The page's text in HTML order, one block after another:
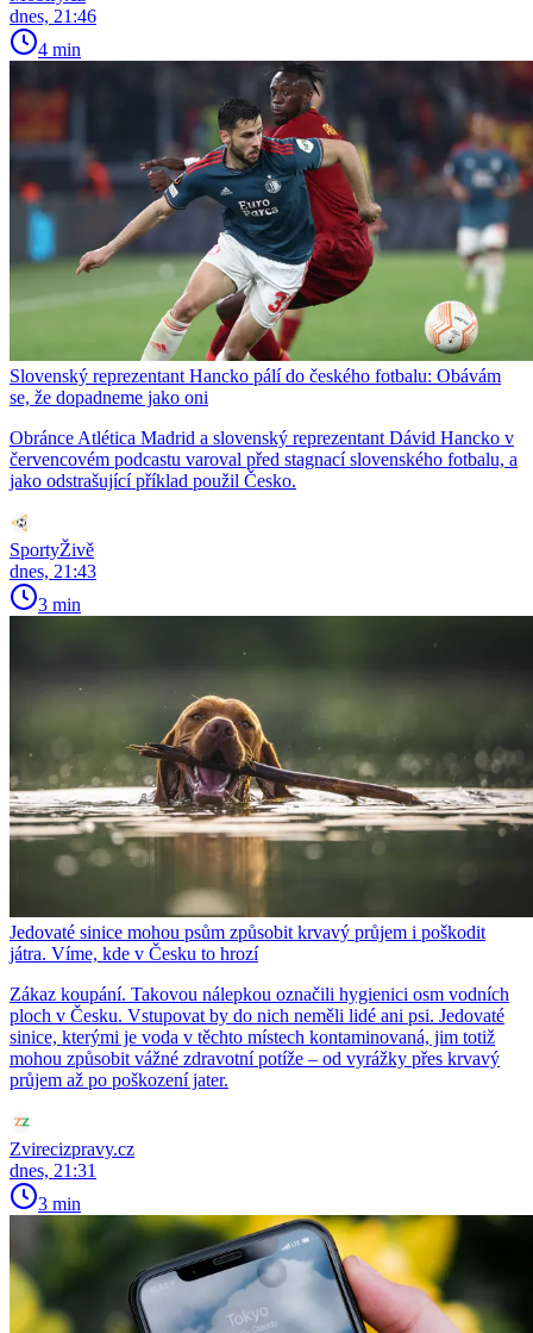
dnes, 21:46
4 min
Slovenský reprezentant Hancko pálí do českého fotbalu: Obávám
se, že dopadneme jako oni
Obránce Atlética Madrid a slovenský reprezentant Dávid Hancko v
červencovém podcastu varoval před stagnací slovenského fotbalu, a
jako odstrašující příklad použil Česko.
SportyŽivě
dnes, 21:43
3 min
Jedovaté sinice mohou psům způsobit krvavý průjem i poškodit
játra. Víme, kde v Česku to hrozí
Zákaz koupání. Takovou nálepkou označili hygienici osm vodních
ploch v Česku. Vstupovat by do nich neměli lidé ani psi. Jedovaté
sinice, kterými je voda v těchto místech kontaminovaná, jim totiž
mohou způsobit vážné zdravotní potíže – od vyrážky přes krvavý
průjem až po poškození jater.
Zvirecizpravy.cz
dnes, 21:31
3 min